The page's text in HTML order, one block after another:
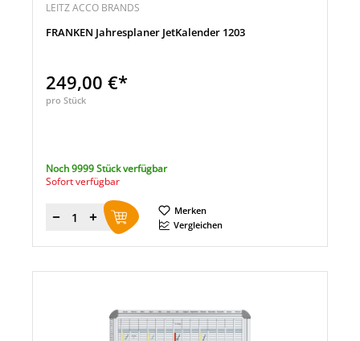
LEITZ ACCO BRANDS
FRANKEN Jahresplaner JetKalender 1203
249,00 €*
pro Stück
Noch 9999 Stück verfügbar
Sofort verfügbar
Menge
Merken
Vergleichen